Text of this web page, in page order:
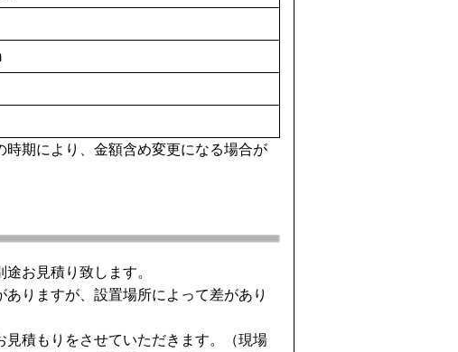
期により、金額含め変更になる場合が
お見積り致します。
りますが、設置場所によって差があり
積もりをさせていただきます。（現場